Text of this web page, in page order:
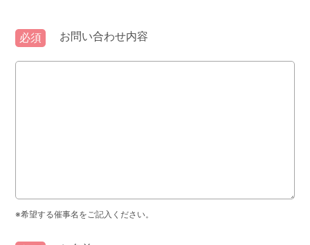
お問い合わせ内容
必須
※希望する催事名をご記入ください。